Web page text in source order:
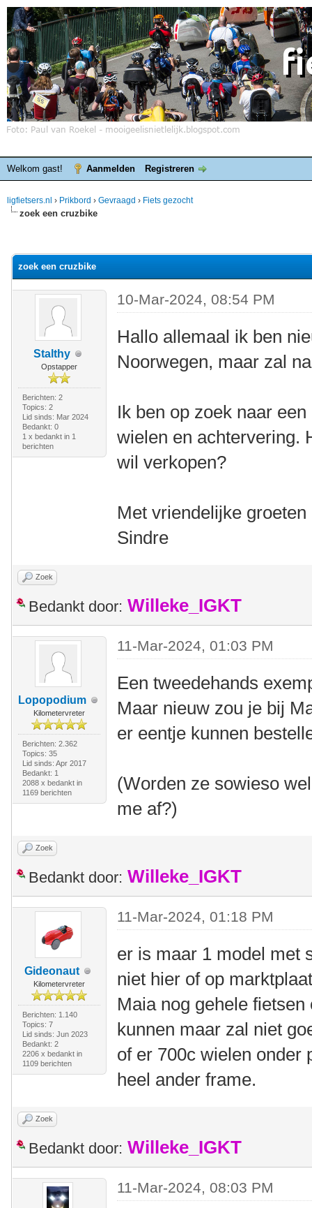
Welkom gast! Aanmelden Registreren
ligfietsers.nl › Prikbord › Gevraagd › Fiets gezocht
zoek een cruzbike
zoek een cruzbike
Stalthy
Opstapper
Berichten: 2
Topics: 2
Lid sinds: Mar 2024
Bedankt: 0
1 x bedankt in 1
berichten
10-Mar-2024, 08:54 PM
Hallo allemaal ik ben
Noorwegen, maar zal
Ik ben op zoek naar
wielen en achtervering.
wil verkopen?
Met vriendelijke groeten
Sindre
Zoek
Bedankt door: Willeke_IGKT
Lopopodium
Kilometervreter
Berichten: 2.362
Topics: 35
Lid sinds: Apr 2017
Bedankt: 1
2088 x bedankt in
1169 berichten
11-Mar-2024, 01:03 PM
Een tweedehands
Maar nieuw zou je bij
er eentje kunnen
(Worden ze sowieso
me af?)
Zoek
Bedankt door: Willeke_IGKT
Gideonaut
Kilometervreter
Berichten: 1.140
Topics: 7
Lid sinds: Jun 2023
Bedankt: 2
2206 x bedankt in
1109 berichten
11-Mar-2024, 01:18 PM
er is maar 1 model met
niet hier of op
Maia nog gehele
kunnen maar zal niet
of er 700c wielen onder
heel ander frame.
Zoek
Bedankt door: Willeke_IGKT
11-Mar-2024, 08:03 PM